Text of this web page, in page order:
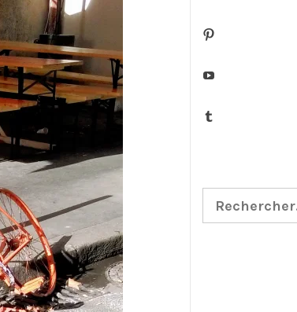
Pinterest
YouTube
Tumblr
Rechercher :